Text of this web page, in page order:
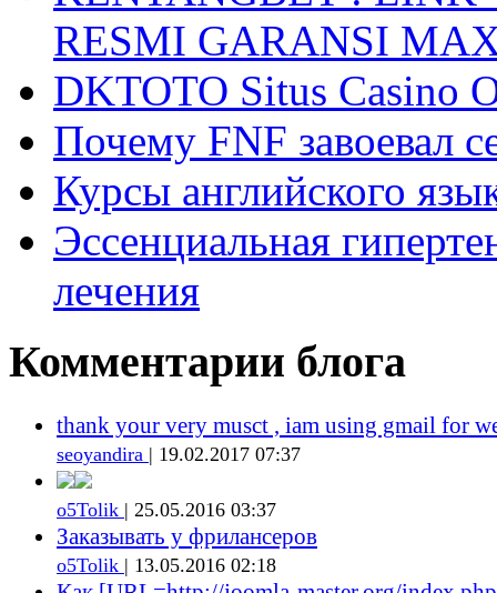
RESMI GARANSI
DKTOTO Situs Casino
Почему FNF завоевал
Курсы английского
Эссенциальная
лечения
Комментарии блога
thank your very musct , iam using gmail for
seoyandira | 19.02.2017 07:37
o5Tolik | 25.05.2016 03:37
Заказывать у фрилансеров
o5Tolik | 13.05.2016 02:18